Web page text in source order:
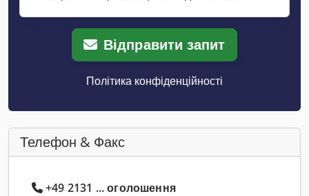
Відправити запит
Політика конфіденційності
Телефон & Факс
+49 2131 ... оголошення